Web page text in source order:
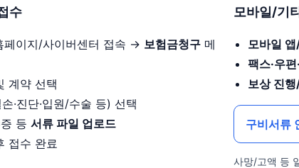
수
페이지/사이버센터 접속 → 보험금청구 메
계약 선택
·진단·입원/수술 등) 선택
등 서류 파일 업로드
접수 완료
모바일/기
모바일
팩스·우편
보상 진
구비서류
사망/고액 등